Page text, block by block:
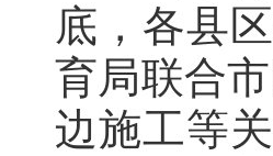
底，各县
育局联合
边施工等